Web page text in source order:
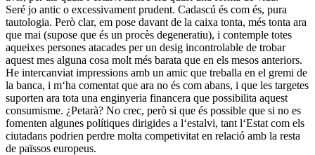
Seré jo antic o excessivament prudent. Cadascú és com és, pura
tautologia. Però clar, em pose davant de la caixa tonta, més tonta ara
que mai (supose que és un procès degeneratiu), i contemple totes
aqueixes persones atacades per un desig incontrolable de trobar
aquest mes alguna cosa molt més barata que en els mesos anteriors.
He intercanviat impressions amb un amic que treballa en el gremi de
la banca, i m‘ha comentat que ara no és com abans, i que les targetes
suporten ara tota una enginyeria financera que possibilita aquest
consumisme. ¿Petarà? No crec, però si que és possible que si no es
fomenten algunes polítiques dirigides a l‘estalvi, tant l‘Estat com els
ciutadans podrien perdre molta competivitat en relació amb la resta
de païssos europeus.